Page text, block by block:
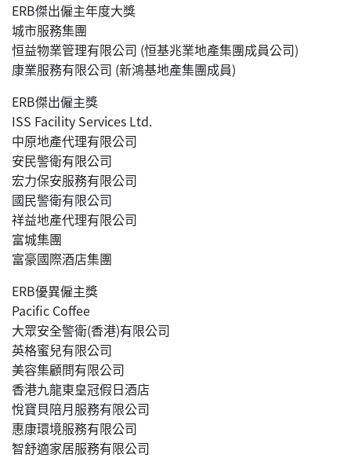
ERB傑出僱主年度大獎
城市服務集團
恒益物業管理有限公司 (恒基兆業地產集團成員公司)
康業服務有限公司 (新鴻基地產集團成員)
ERB傑出僱主獎
ISS Facility Services Ltd.
中原地產代理有限公司
安民警衛有限公司
宏力保安服務有限公司
國民警衛有限公司
祥益地產代理有限公司
富城集團
富豪國際酒店集團
ERB優異僱主獎
Pacific Coffee
大眾安全警衛(香港)有限公司
英格蜜兒有限公司
美容集顧問有限公司
香港九龍東皇冠假日酒店
悅寶貝陪月服務有限公司
惠康環境服務有限公司
智舒適家居服務有限公司